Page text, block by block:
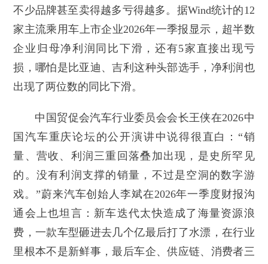
不少品牌甚至卖得越多亏得越多。据Wind统计的12
家主流乘用车上市企业2026年一季报显示，超半数
企业归母净利润同比下滑，还有5家直接出现亏
损，哪怕是比亚迪、吉利这种头部选手，净利润也
出现了两位数的同比下滑。
中国贸促会汽车行业委员会会长王侠在2026中
国汽车重庆论坛的公开演讲中说得很直白：“销
量、营收、利润三重回落叠加出现，是史所罕见
的。没有利润支撑的销量，不过是空洞的数字游
戏。”蔚来汽车创始人李斌在2026年一季度财报沟
通会上也坦言：新车迭代太快造成了海量资源浪
费，一款车型砸进去几个亿最后打了水漂，在行业
里根本不是新鲜事，最后车企、供应链、消费者三